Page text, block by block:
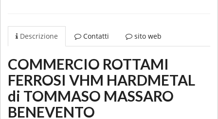
Descrizione Contatti sito web
COMMERCIO ROTTAMI
FERROSI VHM HARDMETAL
di TOMMASO MASSARO
BENEVENTO